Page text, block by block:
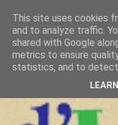
This site uses cookies
and to analyze traffic.
shared with Google
metrics to ensure
statistics, and to detect